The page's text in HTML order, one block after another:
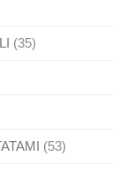
(35)
(53)